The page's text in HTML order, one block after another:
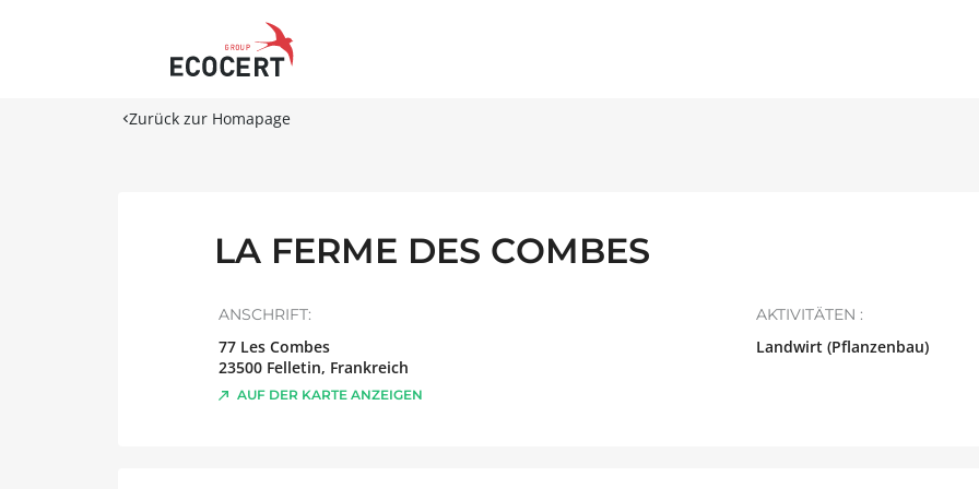
Zurück zur Homapage
LA FERME DES COMBES
ANSCHRIFT:
77 Les Combes
23500 Felletin, Frankreich
AUF DER KARTE ANZEIGEN
AKTIVITÄTEN :
Landwirt (Pflanzenbau)